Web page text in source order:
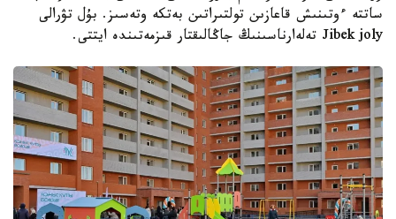
ساتتە ءوتىنىش قاعازىن تولتىراتىن بەتكە وتەسىز. بۇل تۋرالى
Jibek joly تەلەارناسىنىڭ جاڭالىقتار قىزمەتىندە ايتتى.